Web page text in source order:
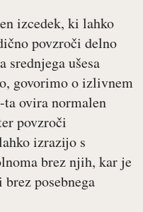
izcedek, ki lahko
povzroči delno
srednjega ušesa
govorimo o izlivnem
ta ovira normalen
povzroči
izrazijo s
brez njih, kar je
posebnega